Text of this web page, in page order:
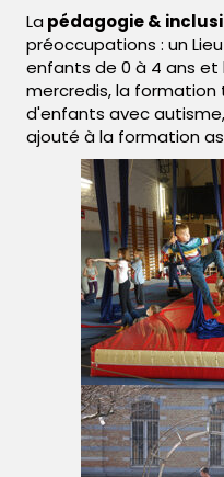
La pédagogie &
préoccupations : un
enfants de 0 à 4 ans et
mercredis, la formation
d'enfants avec
ajouté à la formation